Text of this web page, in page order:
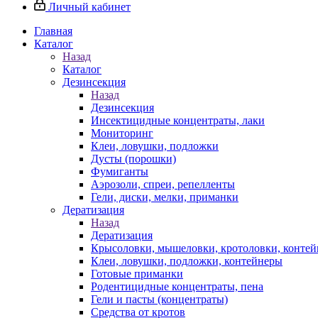
Личный кабинет
Главная
Каталог
Назад
Каталог
Дезинсекция
Назад
Дезинсекция
Инсектицидные концентраты, лаки
Мониторинг
Клеи, ловушки, подложки
Дусты (порошки)
Фумиганты
Аэрозоли, спреи, репелленты
Гели, диски, мелки, приманки
Дератизация
Назад
Дератизация
Крысоловки, мышеловки, кротоловки,
Клеи, ловушки, подложки, контейнеры
Готовые приманки
Родентицидные концентраты, пена
Гели и пасты (концентраты)
Средства от кротов